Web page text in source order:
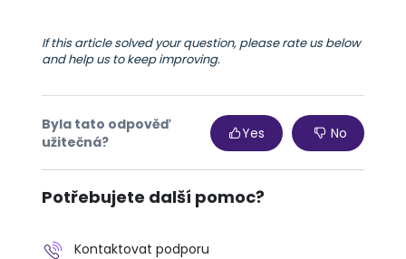
If this article solved your question, please rate us below
and help us to keep improving.
Byla tato odpověď
užitečná?
Yes No
Potřebujete další pomoc?
Kontaktovat podporu